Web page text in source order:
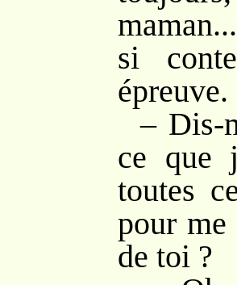
si
épreuve.
– Dis-
ce que
toutes
pour me
de toi ?